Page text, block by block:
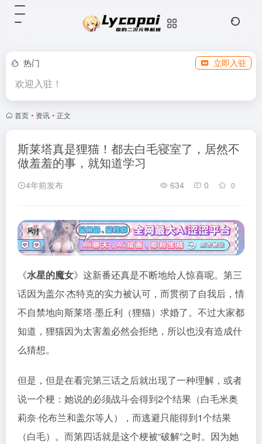
热门 立即入驻
欢迎入驻！
首页 • 资讯 • 正文
斯莱塔真是狸猫！都去白毛寝室了，居然不
做羞羞的事，就知道学习
4年前发布 634 0 0
《水星的魔女》这新番还真是不断地给人惊喜呢。第三
话因为盖尔·杰特克的实力被认可，而贯彻了自我后，情
不自禁地向斯莱塔·墨丘利（狸猫）求婚了。不过大家都
知道，狸猫因为太害羞必然会拒绝，所以也没有造成什
么猜想。
但是，但是在看完第三话之后就出现了一种理解，或者
说一个梗：她说的必须战斗会得到2个结果（白毛米奥
莉奈·伦布兰和盖尔等人），而逃避只能得到1个结果
（白毛）。而第四话就是这个梗被“破解”之时。因为她